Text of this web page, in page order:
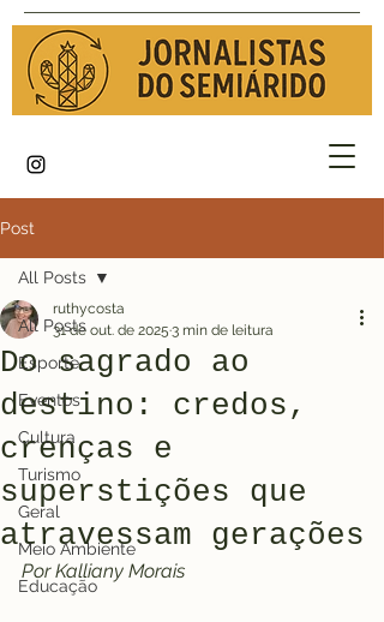
Post
All Posts
Esporte
Eventos
Cultura
Turismo
Geral
Meio Ambiente
Educação
All Posts
Do sagrado ao
destino: credos,
crenças e
superstições que
atravessam gerações
ruthycosta
31 de out. de 2025 3 min de leitura
Por Kalliany Morais